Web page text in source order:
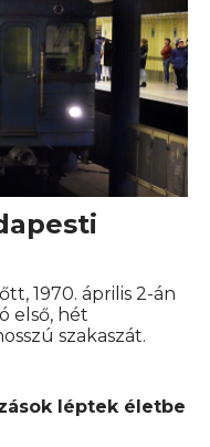
1970. április 2-án
első, hét
szakaszát.
léptek életbe